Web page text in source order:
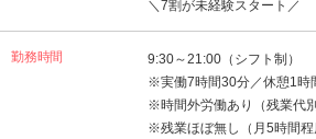
＼7割が未経験スタート／
勤務時間
9:30～21:00（シフト制）
※実働7時間30分／休憩1時
※時間外労働あり（残業代別
※残業ほぼ無し（月5時間程